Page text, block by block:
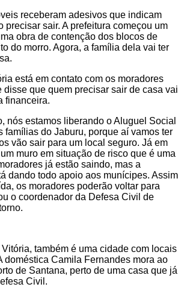
receberam adesivos que indicam
precisar sair. A prefeitura começou um
obra de contenção dos blocos de
do morro. Agora, a família dela vai ter
está em contato com os moradores
disse que quem precisar sair de casa vai
financeira.
nós estamos liberando o Aluguel Social
famílias do Jaburu, porque aí vamos ter
vão sair para um local seguro. Já em
muro em situação de risco que é uma
já estão saindo, mas a
dando todo apoio aos munícipes. Assim
os moradores poderão voltar para
o coordenador da Defesa Civil de
também é uma cidade com locais
doméstica Camila Fernandes mora ao
de Santana, perto de uma casa que já
Civil.